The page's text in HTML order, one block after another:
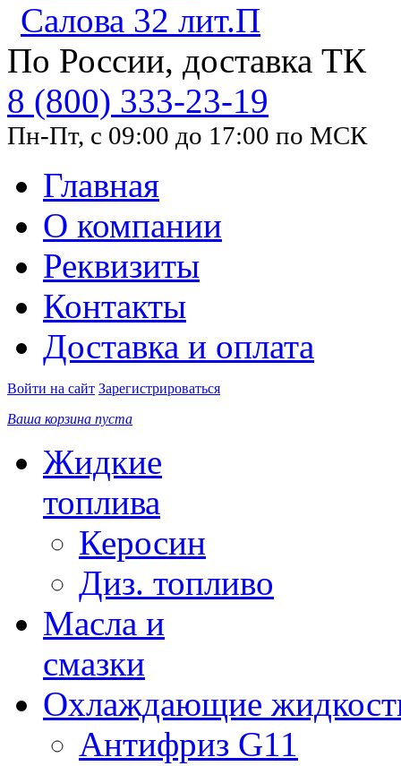
Салова 32 лит.П
По России, доставка ТК
8 (800) 333-23-19
Пн-Пт, с 09:00 до 17:00 по МСК
Главная
О компании
Реквизиты
Контакты
Доставка и оплата
Войти на сайт Зарегистрироваться
Ваша корзина пуста
Жидкие
топлива
Керосин
Диз. топливо
Масла и
смазки
Охлаждающие
Антифриз G11